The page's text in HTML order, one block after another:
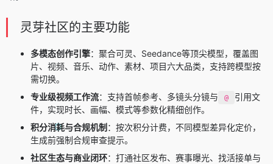
灵芽社区的主要功能
多模态创作引擎：聚合可灵、Seedance等顶尖模型，覆盖图
片、视频、音乐、动作、素材、项目六大品类，支持跨模型按
需切换。
专业级视频工作流：支持首帧参考、多镜头分镜与 @
引用文
件，实现时长、画幅、模式等参数化精细创作。
积分消耗与合规机制 ：按次积分计费，不同模型差异化定价，
生成前强制合规审查提示。
社区生态与商业闭环：打通社区发布、赛事曝光、找活接单与